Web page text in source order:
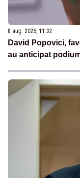
8 aug. 2026, 11:32
David Popovici,
au anticipat